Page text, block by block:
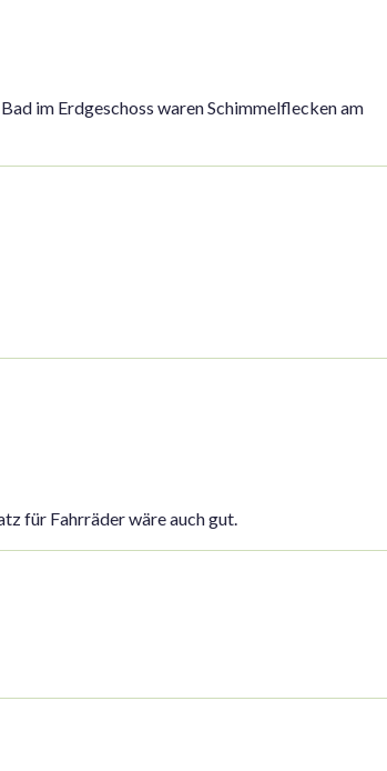
im Erdgeschoss waren Schimmelflecken am
für Fahrräder wäre auch gut.